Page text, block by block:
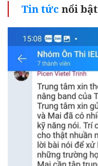
Tin tức nổi bật